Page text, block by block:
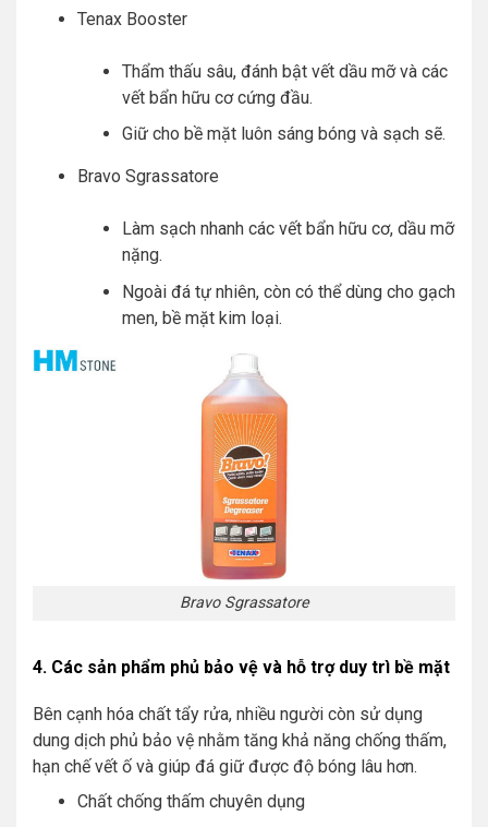
Tenax Booster
Thẩm thấu sâu, đánh bật vết dầu mỡ và các
vết bẩn hữu cơ cứng đầu.
Giữ cho bề mặt luôn sáng bóng và sạch sẽ.
Bravo Sgrassatore
Làm sạch nhanh các vết bẩn hữu cơ, dầu mỡ
nặng.
Ngoài đá tự nhiên, còn có thể dùng cho gạch
men, bề mặt kim loại.
Bravo Sgrassatore
4. Các sản phẩm phủ bảo vệ và hỗ trợ duy trì bề mặt
Bên cạnh hóa chất tẩy rửa, nhiều người còn sử dụng
dung dịch phủ bảo vệ nhằm tăng khả năng chống thấm,
hạn chế vết ố và giúp đá giữ được độ bóng lâu hơn.
Chất chống thấm chuyên dụng